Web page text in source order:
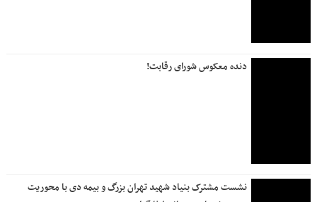
دنده معکوس شورای رقابت!
نشست مشترک بنیاد شهید تهران بزرگ و بیمه دی با محوریت